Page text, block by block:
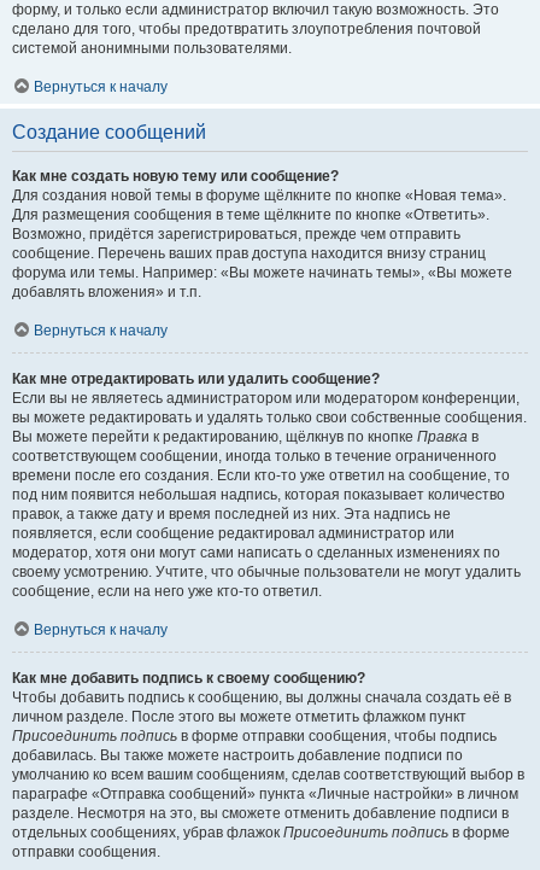
форму, и только если администратор включил такую возможность. Это
сделано для того, чтобы предотвратить злоупотребления почтовой
системой анонимными пользователями.
Вернуться к началу
Создание сообщений
Как мне создать новую тему или сообщение?
Для создания новой темы в форуме щёлкните по кнопке «Новая тема».
Для размещения сообщения в теме щёлкните по кнопке «Ответить».
Возможно, придётся зарегистрироваться, прежде чем отправить
сообщение. Перечень ваших прав доступа находится внизу страниц
форума или темы. Например: «Вы можете начинать темы», «Вы можете
добавлять вложения» и т.п.
Вернуться к началу
Как мне отредактировать или удалить сообщение?
Если вы не являетесь администратором или модератором конференции,
вы можете редактировать и удалять только свои собственные сообщения.
Вы можете перейти к редактированию, щёлкнув по кнопке Правка в
соответствующем сообщении, иногда только в течение ограниченного
времени после его создания. Если кто-то уже ответил на сообщение, то
под ним появится небольшая надпись, которая показывает количество
правок, а также дату и время последней из них. Эта надпись не
появляется, если сообщение редактировал администратор или
модератор, хотя они могут сами написать о сделанных изменениях по
своему усмотрению. Учтите, что обычные пользователи не могут удалить
сообщение, если на него уже кто-то ответил.
Вернуться к началу
Как мне добавить подпись к своему сообщению?
Чтобы добавить подпись к сообщению, вы должны сначала создать её в
личном разделе. После этого вы можете отметить флажком пункт
Присоединить подпись в форме отправки сообщения, чтобы подпись
добавилась. Вы также можете настроить добавление подписи по
умолчанию ко всем вашим сообщениям, сделав соответствующий выбор в
параграфе «Отправка сообщений» пункта «Личные настройки» в личном
разделе. Несмотря на это, вы сможете отменить добавление подписи в
отдельных сообщениях, убрав флажок Присоединить подпись в форме
отправки сообщения.